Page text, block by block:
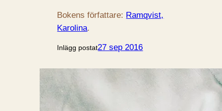
Bokens författare: Ramqvist,
Karolina.
Inlägg postat27 sep 2016